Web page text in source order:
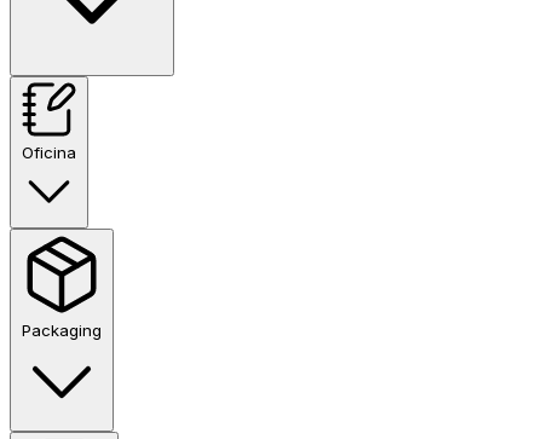
Oficina
Packaging